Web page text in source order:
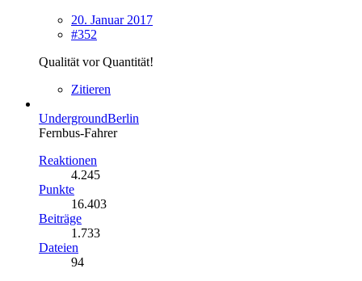
20. Januar 2017
#352
Qualität vor Quantität!
Zitieren
UndergroundBerlin
Fernbus-Fahrer
Reaktionen
4.245
Punkte
16.403
Beiträge
1.733
Dateien
94